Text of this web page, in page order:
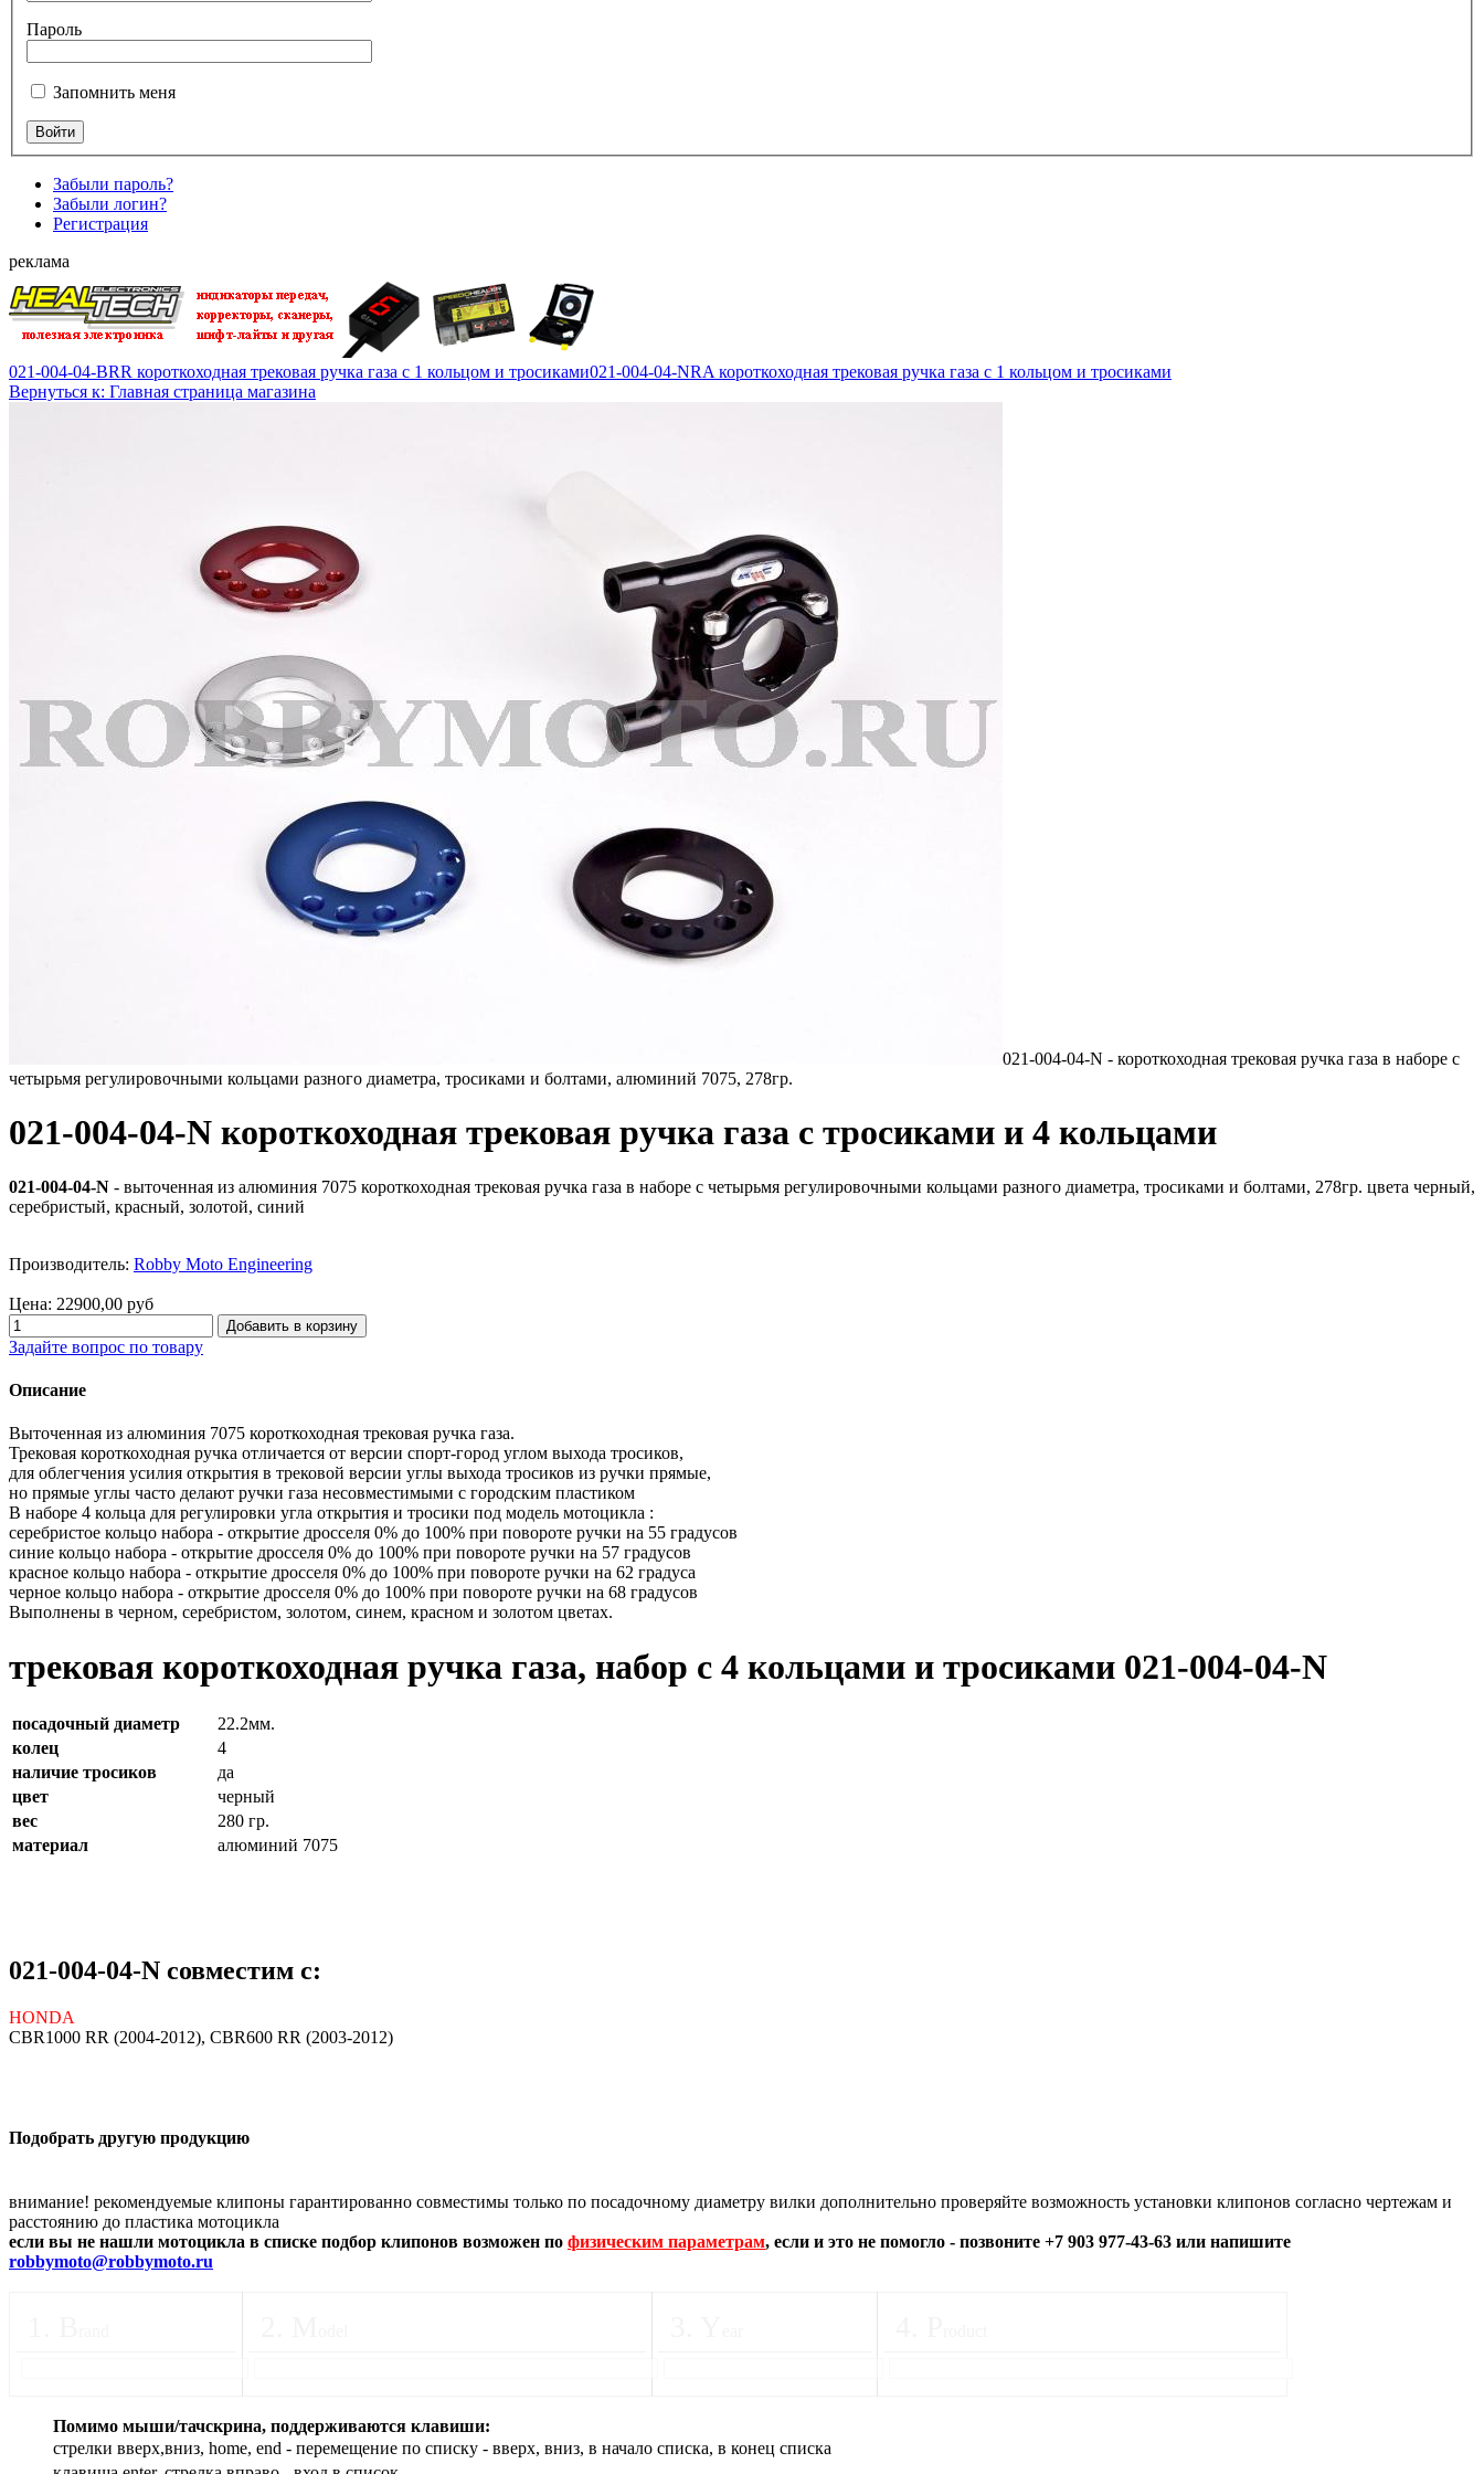
Пароль
Запомнить меня
Забыли пароль?
Забыли логин?
Регистрация
реклама
021-004-04-BRR короткоходная трековая ручка газа с 1 кольцом и тросиками021-004-04-NRA короткоходная трековая ручка газа с 1 кольцом и тросиками
Вернуться к: Главная страница магазина
021-004-04-N - короткоходная трековая ручка газа в наборе с
четырьмя регулировочными кольцами разного диаметра, тросиками и болтами, алюминий 7075, 278гр.
021-004-04-N короткоходная трековая ручка газа с тросиками и 4 кольцами
021-004-04-N - выточенная из алюминия 7075 короткоходная трековая ручка газа в наборе с четырьмя регулировочными кольцами разного диаметра, тросиками и болтами, 278гр. цвета черный,
серебристый, красный, золотой, синий
Производитель: Robby Moto Engineering
Цена: 22900,00 руб
Задайте вопрос по товару
Описание
Выточенная из алюминия 7075 короткоходная трековая ручка газа.
Трековая короткоходная ручка отличается от версии спорт-город углом выхода тросиков,
для облегчения усилия открытия в трековой версии углы выхода тросиков из ручки прямые,
но прямые углы часто делают ручки газа несовместимыми с городским пластиком
В наборе 4 кольца для регулировки угла открытия и тросики под модель мотоцикла :
серебристое кольцо набора - открытие дросселя 0% до 100% при повороте ручки на 55 градусов
синие кольцо набора - открытие дросселя 0% до 100% при повороте ручки на 57 градусов
красное кольцо набора - открытие дросселя 0% до 100% при повороте ручки на 62 градуса
черное кольцо набора - открытие дросселя 0% до 100% при повороте ручки на 68 градусов
Выполнены в черном, серебристом, золотом, синем, красном и золотом цветах.
трековая короткоходная ручка газа, набор с 4 кольцами и тросиками 021-004-04-N
посадочный диаметр
22.2мм.
колец
4
наличие тросиков
да
цвет
черный
вес
280 гр.
материал
алюминий 7075
021-004-04-N совместим с:
HONDA
CBR1000 RR (2004-2012), CBR600 RR (2003-2012)
Подобрать другую продукцию
внимание! рекомендуемые клипоны гарантированно совместимы только по посадочному диаметру вилки дополнительно проверяйте возможность установки клипонов согласно чертежам и
расстоянию до пластика мотоцикла
если вы не нашли мотоцикла в списке подбор клипонов возможен по физическим параметрам, если и это не помогло - позвоните +7 903 977-43-63 или напишите
robbymoto@robbymoto.ru
Помимо мыши/тачскрина, поддерживаются клавиши:
стрелки вверх,вниз, home, end - перемещение по списку - вверх, вниз, в начало списка, в конец списка